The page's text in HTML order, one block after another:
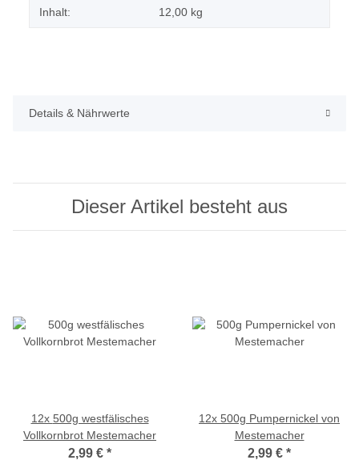
Inhalt: 12,00 kg
Details & Nährwerte
Dieser Artikel besteht aus
12x 500g westfälisches
Vollkornbrot Mestemacher
2,99 € *
12x 500g Pumpernickel von
Mestemacher
2,99 € *